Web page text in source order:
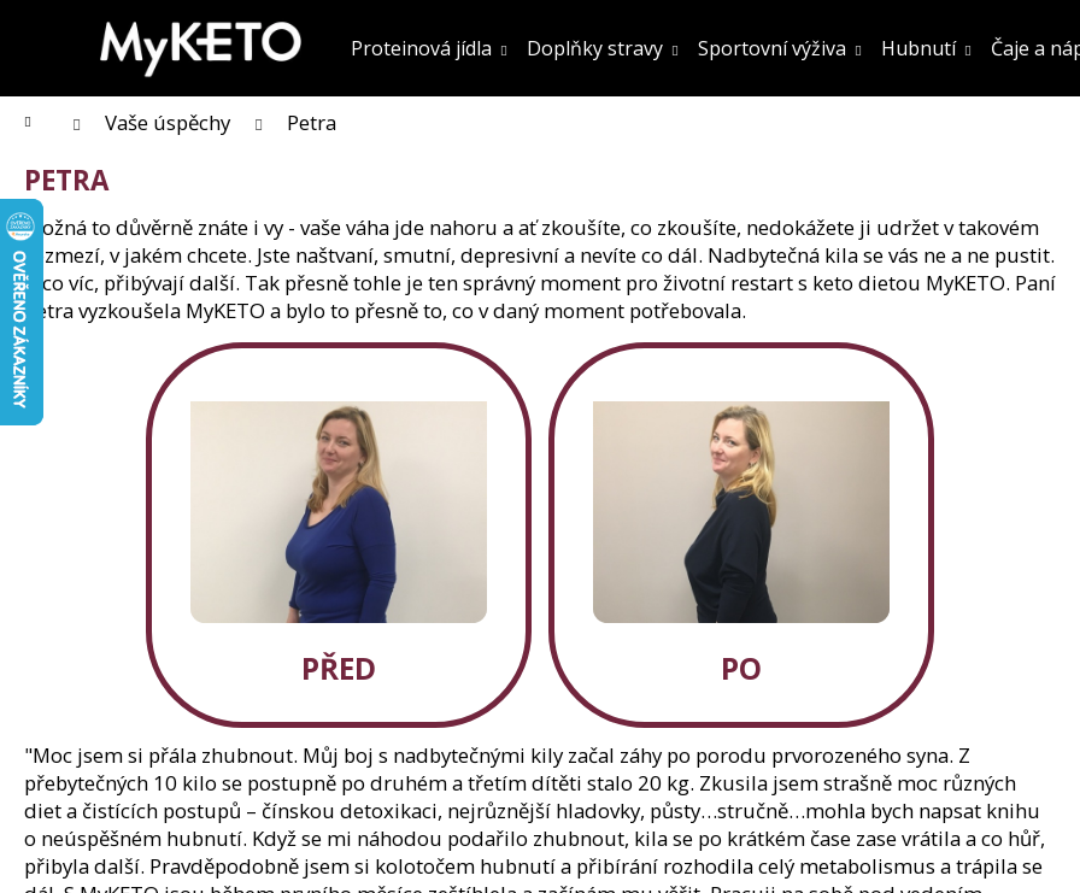
Proteinová jídla Doplňky stravy Sportovní výživa Hubnutí Čaje a
Domů Vaše úspěchy Petra
PETRA
Možná to důvěrně znáte i vy - vaše váha jde nahoru a ať zkoušíte, co zkoušíte, nedokážete ji udržet v takovém
rozmezí, v jakém chcete. Jste naštvaní, smutní, depresivní a nevíte co dál. Nadbytečná kila se vás ne a ne pustit.
A co víc, přibývají další. Tak přesně tohle je ten správný moment pro životní restart s keto dietou MyKETO. Paní
Petra vyzkoušela MyKETO a bylo to přesně to, co v daný moment potřebovala.
PŘED PO
"Moc jsem si přála zhubnout. Můj boj s nadbytečnými kily začal záhy po porodu prvorozeného syna. Z
přebytečných 10 kilo se postupně po druhém a třetím dítěti stalo 20 kg. Zkusila jsem strašně moc různých
diet a čistících postupů – čínskou detoxikaci, nejrůznější hladovky, půsty…stručně…mohla bych napsat knihu
o neúspěšném hubnutí. Když se mi náhodou podařilo zhubnout, kila se po krátkém čase zase vrátila a co hůř,
přibyla další. Pravděpodobně jsem si kolotočem hubnutí a přibírání rozhodila celý metabolismus a trápila se
í
Zpět do obchodu
Zpět do obchodu
Hledat
Doporučujeme
KOLAGENOVÉ SMOOTHIE MIX PŘÍCHUTÍ
FATBURN DOPLNĚK STRAVY